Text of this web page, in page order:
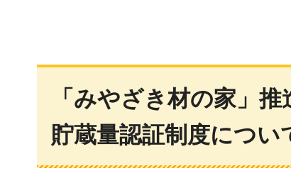
「みやざき材の家」
貯蔵量認証制度につい